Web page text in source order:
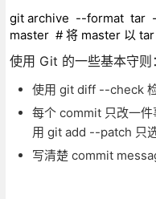
git archive --format tar
master # 将 master 以 tar
使用 Git 的一些基本守
使用 git diff --check
每个 commit 只改一
用 git add --patch 只
写清楚 commit